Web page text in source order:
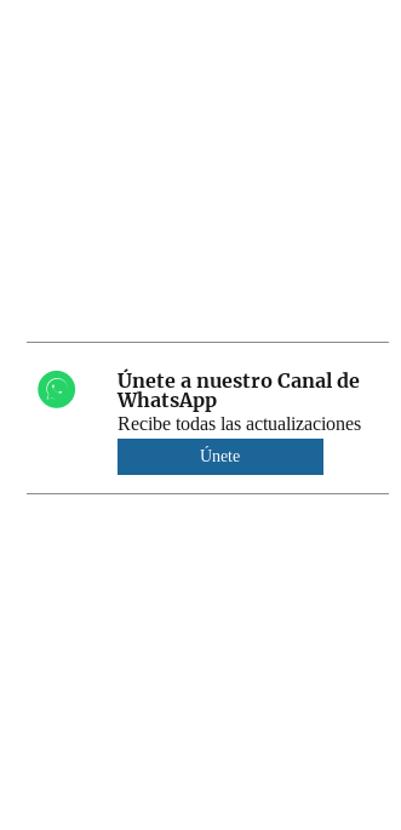
Únete a nuestro Canal de
WhatsApp
Recibe todas las actualizaciones
Únete